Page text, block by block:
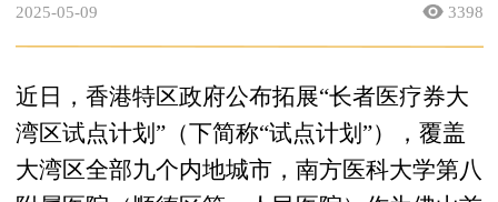
2025-05-09 3398
近日，香港特区政府公布拓展“长者医疗券大
湾区试点计划”（下简称“试点计划”），覆盖
大湾区全部九个内地城市，南方医科大学第八